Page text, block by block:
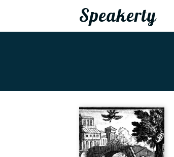
Speakerty